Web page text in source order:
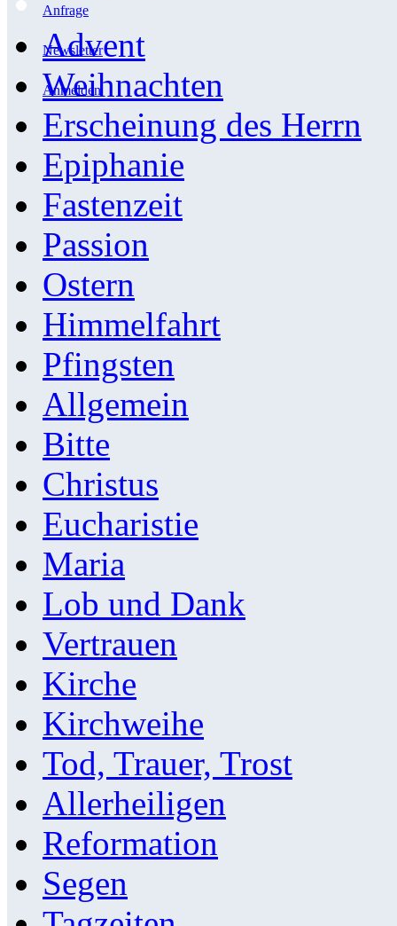
Anfrage
Newsletter
Anmelden
Advent
Weihnachten
Erscheinung des Herrn
Epiphanie
Fastenzeit
Passion
Ostern
Himmelfahrt
Pfingsten
Allgemein
Bitte
Christus
Eucharistie
Maria
Lob und Dank
Vertrauen
Kirche
Kirchweihe
Tod, Trauer, Trost
Allerheiligen
Reformation
Segen